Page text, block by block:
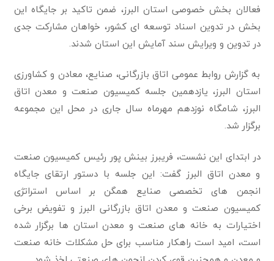
فعالان بخش خصوصی استان البرز، ضمن تاکید بر جایگاه این
بخش در تدوین اسناد توسعه ای کشور، خواهان مشارکت جدی
در تدوین و ویرایش سند آمایش این استان شدند.
به گزارش روابط عمومی اتاق بازرگانی، صنایع، معادن و کشاورزی
استان البرز، یازدهمین جلسه کمیسیون صنعت و معدن اتاق
البرز، شامگاه نوزدهم مهرماه سال جاری در محل این مجموعه
برگزار شد.
در ابتدای این نشست، فریبرز بینش پور رئیس کمیسیون صنعت
و معدن اتاق البرز گفت: این جلسه با دستور ارتقای جایگاه
انجمن های تخصصی صنایع همگن بر اساس استراتژی
کمیسیون صنعت و معدن اتاق بازرگانی البرز و تفویض برخی
اختیارات به خانه های صنعت و معدن استان ها برگزار شده
است، امید است راهکار مناسب برای حل مشکلات خانه صنعت